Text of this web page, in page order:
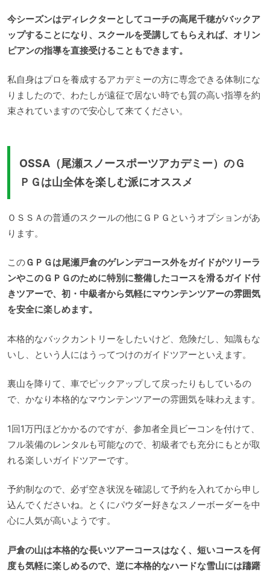
今シーズンはディレクターとしてコーチの高尾千穂がバックア
ップすることになり、スクールを受講してもらえれば、オリン
ピアンの指導を直接受けることもできます。
私自身はプロを養成するアカデミーの方に専念できる体制にな
りましたので、わたしが遠征で居ない時でも質の高い指導を約
束されていますので安心して来てください。
OSSA（尾瀬スノースポーツアカデミー）のＧ
ＰＧは山全体を楽しむ派にオススメ
ＯＳＳＡの普通のスクールの他にＧＰＧというオプションがあ
ります。
このＧＰＧは尾瀬戸倉のゲレンデコース外をガイドがツリーラ
ンやこのＧＰＧのために特別に整備したコースを滑るガイド付
きツアーで、初・中級者から気軽にマウンテンツアーの雰囲気
を安全に楽しめます。
本格的なバックカントリーをしたいけど、危険だし、知識もな
いし、という人にはうってつけのガイドツアーといえます。
裏山を降りて、車でピックアップして戻ったりもしているの
で、かなり本格的なマウンテンツアーの雰囲気を味わえます。
1回1万円ほどかかるのですが、参加者全員ビーコンを付けて、
フル装備のレンタルも可能なので、初級者でも充分にもとが取
れる楽しいガイドツアーです。
予約制なので、必ず空き状況を確認して予約を入れてから申し
込んでくださいね。とくにパウダー好きなスノーボーダーを中
心に人気が高いようです。
戸倉の山は本格的な長いツアーコースはなく、短いコースを何
度も気軽に楽しめるので、逆に本格的なハードな雪山には躊躇